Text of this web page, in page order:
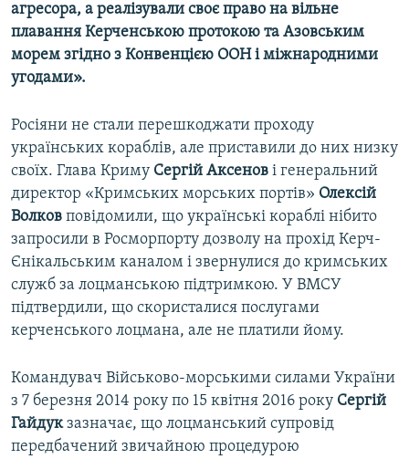
агресора, а реалізували своє право на вільне
плавання Керченською протокою та Азовським
морем згідно з Конвенцією ООН і міжнародними
угодами».
Росіяни не стали перешкоджати проходу
українських кораблів, але приставили до них низку
своїх. Глава Криму Сергій Аксенов і генеральний
директор «Кримських морських портів» Олексій
Волков повідомили, що українські кораблі нібито
запросили в Росморпорту дозволу на прохід Керч-
Єнікальським каналом і звернулися до кримських
служб за лоцманською підтримкою. У ВМСУ
підтвердили, що скористалися послугами
керченського лоцмана, але не платили йому.
Командувач Військово-морськими силами України
з 7 березня 2014 року по 15 квітня 2016 року Сергій
Гайдукзазначає, що лоцманський супровід
передбачений звичайною процедурою